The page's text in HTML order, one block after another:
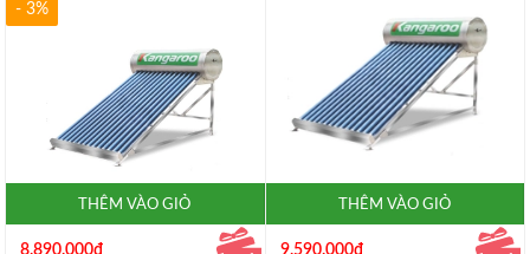
- 3%
THÊM VÀO GIỎ
8.890.000₫
THÊM VÀO GIỎ
9.590.000₫